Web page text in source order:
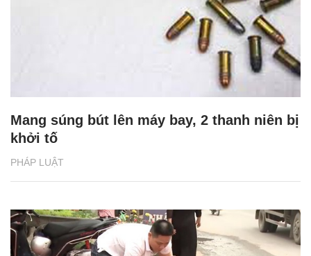
PHÁP LUẬT
Mang súng bút lên máy bay, 2 thanh niên bị
khởi tố